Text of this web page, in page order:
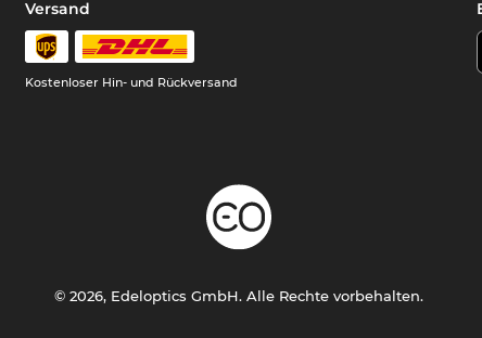
Versand
Kostenloser Hin- und Rückversand
© 2026, Edeloptics GmbH. Alle Rechte vorbehalten.